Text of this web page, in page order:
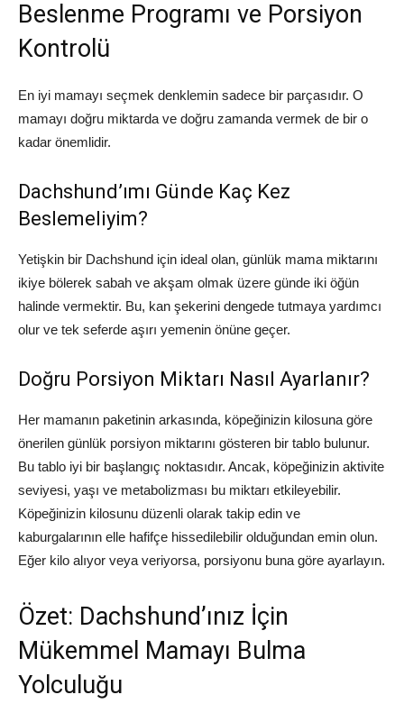
Beslenme Programı ve Porsiyon
Kontrolü
En iyi mamayı seçmek denklemin sadece bir parçasıdır. O
mamayı doğru miktarda ve doğru zamanda vermek de bir o
kadar önemlidir.
Dachshund’ımı Günde Kaç Kez
Beslemeliyim?
Yetişkin bir Dachshund için ideal olan, günlük mama miktarını
ikiye bölerek sabah ve akşam olmak üzere günde iki öğün
halinde vermektir. Bu, kan şekerini dengede tutmaya yardımcı
olur ve tek seferde aşırı yemenin önüne geçer.
Doğru Porsiyon Miktarı Nasıl Ayarlanır?
Her mamanın paketinin arkasında, köpeğinizin kilosuna göre
önerilen günlük porsiyon miktarını gösteren bir tablo bulunur.
Bu tablo iyi bir başlangıç noktasıdır. Ancak, köpeğinizin aktivite
seviyesi, yaşı ve metabolizması bu miktarı etkileyebilir.
Köpeğinizin kilosunu düzenli olarak takip edin ve
kaburgalarının elle hafifçe hissedilebilir olduğundan emin olun.
Eğer kilo alıyor veya veriyorsa, porsiyonu buna göre ayarlayın.
Özet: Dachshund’ınız İçin
Mükemmel Mamayı Bulma
Yolculuğu